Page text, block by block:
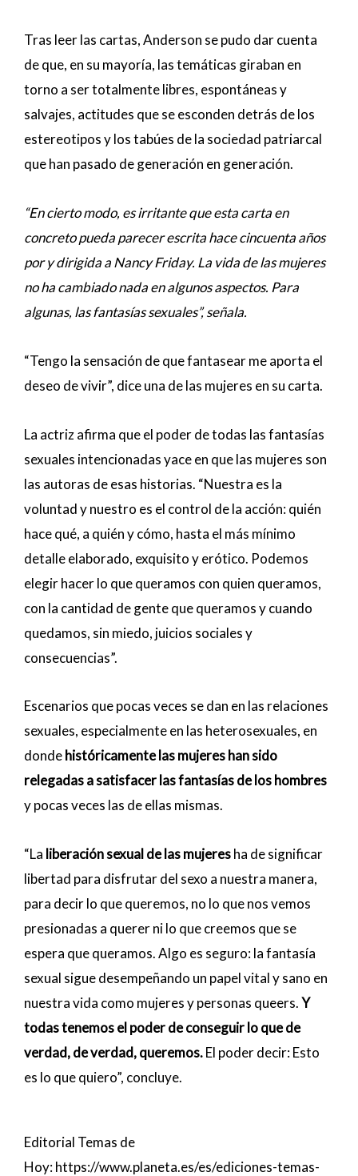
Tras leer las cartas, Anderson se pudo dar cuenta
de que, en su mayoría, las temáticas giraban en
torno a ser totalmente libres, espontáneas y
salvajes, actitudes que se esconden detrás de los
estereotipos y los tabúes de la sociedad patriarcal
que han pasado de generación en generación.
“En cierto modo, es irritante que esta carta en
concreto pueda parecer escrita hace cincuenta años
por y dirigida a Nancy Friday. La vida de las mujeres
no ha cambiado nada en algunos aspectos. Para
algunas, las fantasías sexuales”, señala.
“Tengo la sensación de que fantasear me aporta el
deseo de vivir”, dice una de las mujeres en su carta.
La actriz afirma que el poder de todas las fantasías
sexuales intencionadas yace en que las mujeres son
las autoras de esas historias. “Nuestra es la
voluntad y nuestro es el control de la acción: quién
hace qué, a quién y cómo, hasta el más mínimo
detalle elaborado, exquisito y erótico. Podemos
elegir hacer lo que queramos con quien queramos,
con la cantidad de gente que queramos y cuando
quedamos, sin miedo, juicios sociales y
consecuencias”.
Escenarios que pocas veces se dan en las relaciones
sexuales, especialmente en las heterosexuales, en
dondehistóricamente las mujeres han sido
relegadas a satisfacer las fantasías de los hombres
y pocas veces las de ellas mismas.
“La liberación sexual de las mujeresha de significar
libertad para disfrutar del sexo a nuestra manera,
para decir lo que queremos, no lo que nos vemos
presionadas a querer ni lo que creemos que se
espera que queramos. Algo es seguro: la fantasía
sexual sigue desempeñando un papel vital y sano en
nuestra vida como mujeres y personas queers.Y
todas tenemos el poder de conseguir lo que de
verdad, de verdad, queremos.El poder decir: Esto
es lo que quiero”, concluye.
Editorial Temas de
Hoy:https://www.planeta.es/es/ediciones-temas-